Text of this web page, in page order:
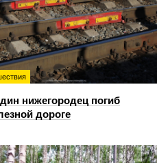
нижегородец погиб
дороге